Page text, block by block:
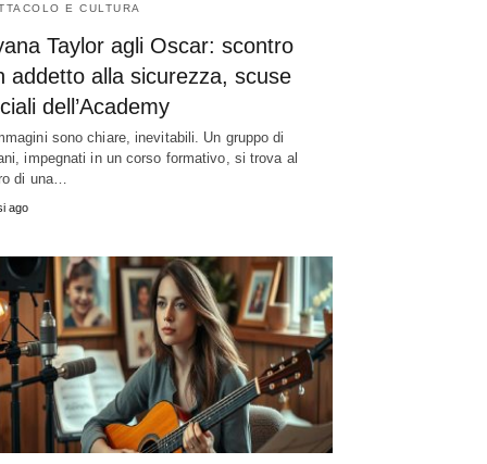
E CULTURA
Taylor agli Oscar: scontro
addetto alla sicurezza, scuse
dell’Academy
sono chiare, inevitabili. Un gruppo di
impegnati in un corso formativo, si trova al
di una…
ago